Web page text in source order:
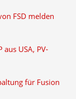
FSD melden
USA, PV-
für Fusion